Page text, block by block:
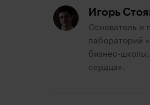
Игорь
Основатель и
лабораторий
бизнес-школы,
сердца».